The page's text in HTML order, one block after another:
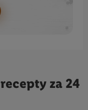
recepty za 24